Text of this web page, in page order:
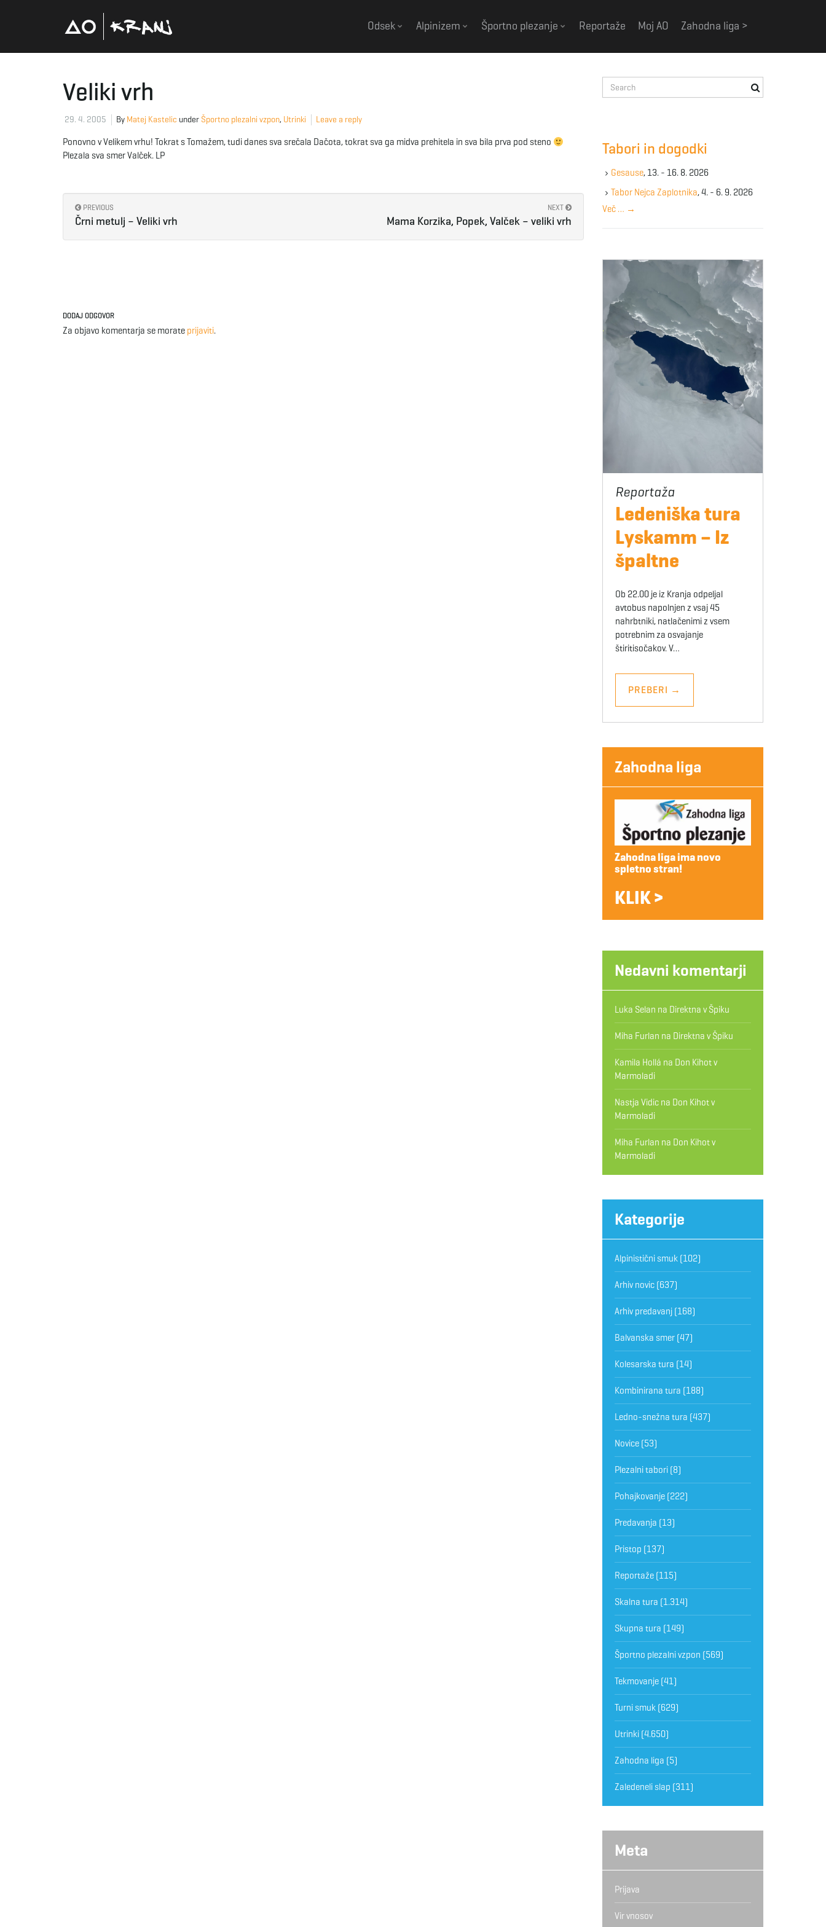
Odsek Alpinizem Športno plezanje Reportaže Moj AO Zahodna liga >
Veliki vrh
29. 4. 2005 By Matej Kastelic under Športno plezalni vzpon, Utrinki Leave a reply
Ponovno v Velikem vrhu! Tokrat s Tomažem, tudi danes sva srečala Dačota, tokrat sva ga midva prehitela in sva bila prva pod steno
Plezala sva smer Valček. LP
PREVIOUS
Črni metulj – Veliki vrh
NEXT
Mama Korzika, Popek, Valček – veliki vrh
DODAJ ODGOVOR
Za objavo komentarja se morate prijaviti.
e
e
y
w
r
Tabori in dogodki
Gesause, 13. - 16. 8. 2026
Tabor Nejca Zaplotnika, 4. - 6. 9. 2026
Več … →
Ledeniška tura
Lyskamm – Iz
špaltne
Ob 22.00 je iz Kranja odpeljal
avtobus napolnjen z vsaj 45
nahrbtniki, natlačenimi z vsem
potrebnim za osvajanje
štiritisočakov. V…
PREBERI →
Zahodna liga
Zahodna liga ima novo
spletno stran!
KLIK >
Nedavni komentarji
Luka Selan na Direktna v Špiku
Miha Furlan na Direktna v Špiku
Kamila Hollá na Don Kihot v
Marmoladi
Nastja Vidicna Don Kihot v
Marmoladi
Miha Furlan na Don Kihot v
Marmoladi
Kategorije
Alpinistični smuk(102)
Arhiv novic(637)
Arhiv predavanj(168)
Balvanska smer(47)
Kolesarska tura (14)
Kombinirana tura (188)
Ledno-snežna tura (437)
Novice(53)
Plezalni tabori(8)
Pohajkovanje(222)
Predavanja (13)
Pristop (137)
Reportaže(115)
Skalna tura (1.314)
Skupna tura (149)
Športno plezalni vzpon (569)
Tekmovanje(41)
Turni smuk(629)
Utrinki(4.650)
Zahodna liga (5)
Zaledeneli slap (311)
Meta
Prijava
Vir vnosov